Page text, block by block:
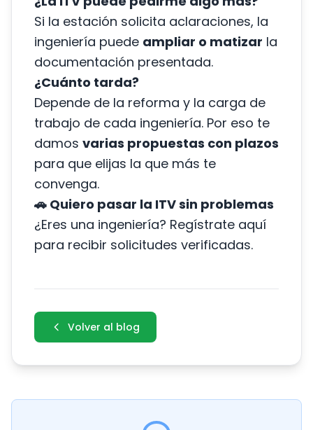
Si la estación solicita aclaraciones, la
ingeniería puede ampliar o matizar la
documentación presentada.
¿Cuánto tarda?
Depende de la reforma y la carga de
trabajo de cada ingeniería. Por eso te
damos varias propuestas con plazos
para que elijas la que más te
convenga.
🚗 Quiero pasar la ITV sin problemas
¿Eres una ingeniería? Regístrate aquí
para recibir solicitudes verificadas.
Volver al blog